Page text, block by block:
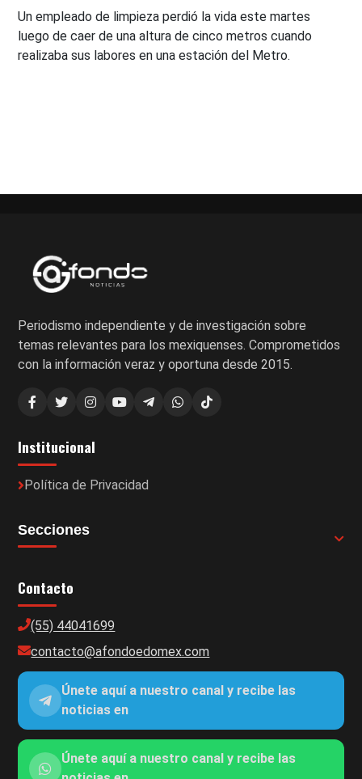
Un empleado de limpieza perdió la vida este martes
luego de caer de una altura de cinco metros cuando
realizaba sus labores en una estación del Metro.
entradas
Periodismo independiente y de investigación sobre
temas relevantes para los mexiquenses. Comprometidos
con la información veraz y oportuna desde 2015.
Institucional
Política de Privacidad
Secciones
Contacto
(55) 44041699
contacto@afondoedomex.com
Únete aquí a nuestro canal y recibe las
noticias en
Únete aquí a nuestro canal y recibe las